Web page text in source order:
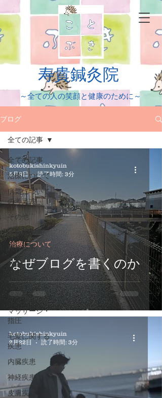
​寿貴鍼灸院
​～全ての人の笑顔と健康のために～
ブログ
全ての記事
治療について
病気について
の考え方
その他
運動器疾患
精神疾患
難病
小児疾患
症例集
マッサージ・
指圧
毛髪に関する
疾患
内臓疾患
神経疾患
皮膚疾患
全ての記事
なぜブログを書くのか
治療について
kotobukishinkyuin
5月8日
読了時間: 3分
kotobukishinkyuin
2月22日
読了時間: 3分